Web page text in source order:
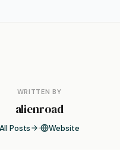
WRITTEN BY
alienroad
All Posts Website